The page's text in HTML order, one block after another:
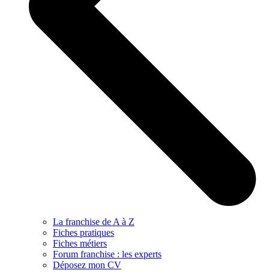
La franchise de A à Z
Fiches pratiques
Fiches métiers
Forum franchise : les experts
Déposez mon CV